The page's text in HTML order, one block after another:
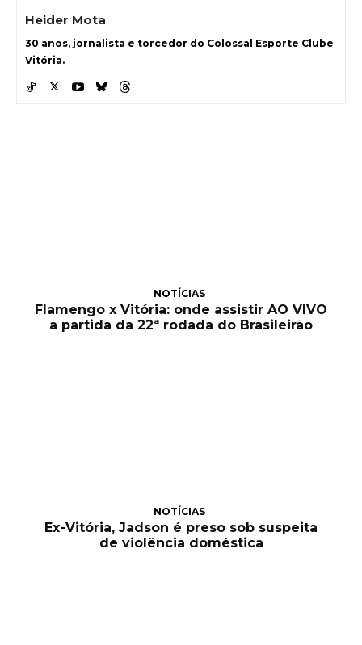
Heider Mota
30 anos, jornalista e torcedor do Colossal Esporte Clube
Vitória.
NOTÍCIAS
Flamengo x Vitória: onde assistir AO VIVO
a partida da 22ª rodada do Brasileirão
NOTÍCIAS
Ex-Vitória, Jadson é preso sob suspeita
de violência doméstica